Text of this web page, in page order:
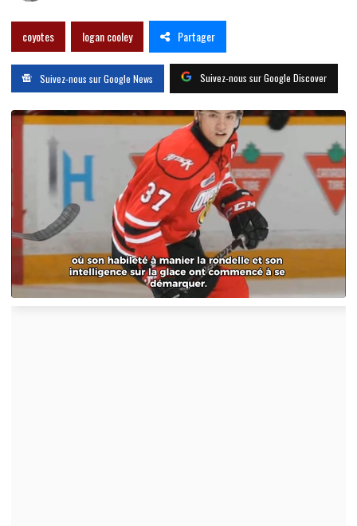
coyotes logan cooley Partager
Suivez-nous sur Google News Suivez-nous sur Google Discover